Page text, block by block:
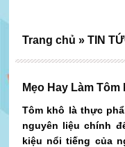
Mẹo Hay Làm
Tôm khô là thực
nguyên liệu chính
kiệu nổi tiếng của
Trang chủ » TIN